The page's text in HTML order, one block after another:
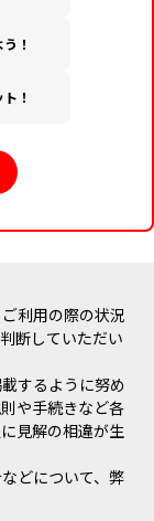
！
！
利用の際の状況
断していただい
するように努め
や手続きなど各
見解の相違が生
どについて、弊